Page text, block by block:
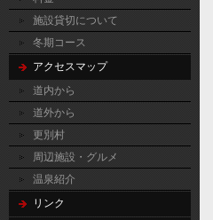
施設貸切について
冬期コース
アクセスマップ
道内から
道外から
更別村
周辺施設・グルメ
温泉紹介
リンク